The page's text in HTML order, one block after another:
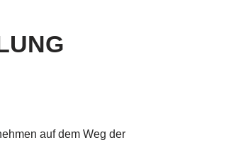
auf dem Weg der